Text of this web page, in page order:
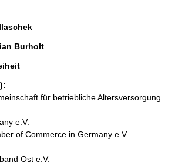
Burholt
für betriebliche Altersversorgung
e.V.
of Commerce in Germany e.V.
Ost e.V.